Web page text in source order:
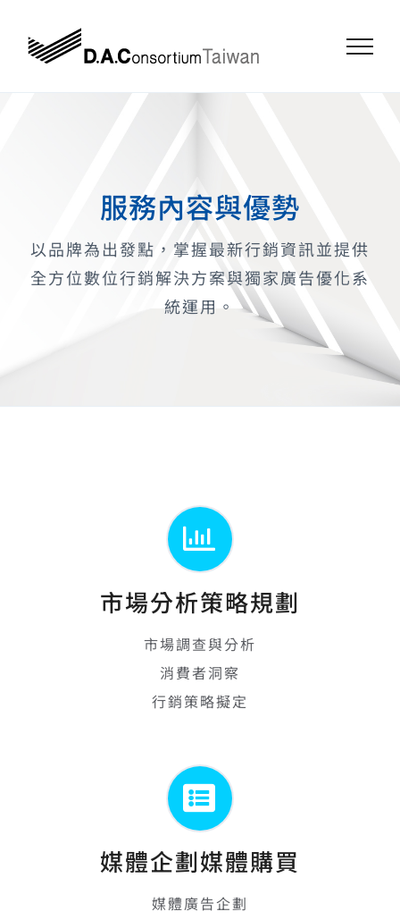
content
服務內容與優勢
以品牌為出發點，掌握最新行銷資訊並提供
全方位數位行銷解決方案與獨家廣告優化系
統運用。
市場分析策略規劃
市場調查與分析
消費者洞察
行銷策略擬定
媒體企劃媒體購買
媒體廣告企劃